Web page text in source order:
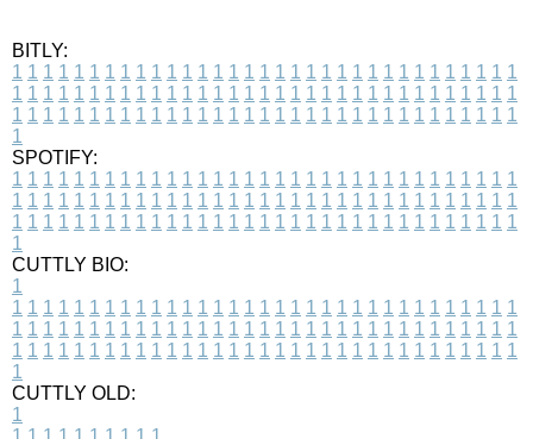
BITLY:
1 1 1 1 1 1 1 1 1 1 1 1 1 1 1 1 1 1 1 1 1 1 1 1 1 1 1 1 1 1 1 1 1
1 1 1 1 1 1 1 1 1 1 1 1 1 1 1 1 1 1 1 1 1 1 1 1 1 1 1 1 1 1 1 1 1
1 1 1 1 1 1 1 1 1 1 1 1 1 1 1 1 1 1 1 1 1 1 1 1 1 1 1 1 1 1 1 1 1
1
SPOTIFY:
1 1 1 1 1 1 1 1 1 1 1 1 1 1 1 1 1 1 1 1 1 1 1 1 1 1 1 1 1 1 1 1 1
1 1 1 1 1 1 1 1 1 1 1 1 1 1 1 1 1 1 1 1 1 1 1 1 1 1 1 1 1 1 1 1 1
1 1 1 1 1 1 1 1 1 1 1 1 1 1 1 1 1 1 1 1 1 1 1 1 1 1 1 1 1 1 1 1 1
1
CUTTLY BIO:
1
1 1 1 1 1 1 1 1 1 1 1 1 1 1 1 1 1 1 1 1 1 1 1 1 1 1 1 1 1 1 1 1 1
1 1 1 1 1 1 1 1 1 1 1 1 1 1 1 1 1 1 1 1 1 1 1 1 1 1 1 1 1 1 1 1 1
1 1 1 1 1 1 1 1 1 1 1 1 1 1 1 1 1 1 1 1 1 1 1 1 1 1 1 1 1 1 1 1 1
1
CUTTLY OLD:
1